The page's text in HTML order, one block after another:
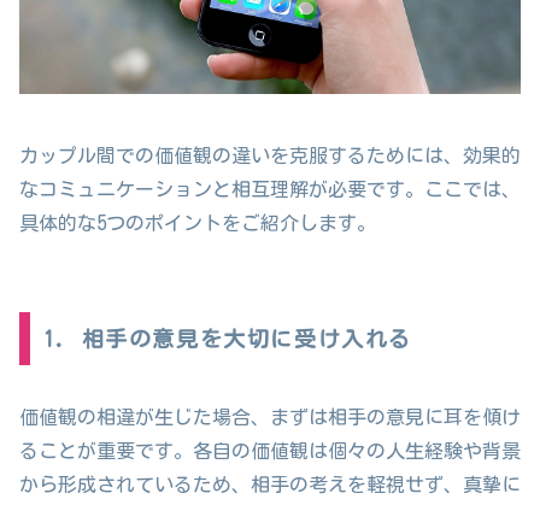
カップル間での価値観の違いを克服するためには、効果的
なコミュニケーションと相互理解が必要です。ここでは、
具体的な5つのポイントをご紹介します。
1. 相手の意見を大切に受け入れる
価値観の相違が生じた場合、まずは相手の意見に耳を傾け
ることが重要です。各自の価値観は個々の人生経験や背景
から形成されているため、相手の考えを軽視せず、真摯に